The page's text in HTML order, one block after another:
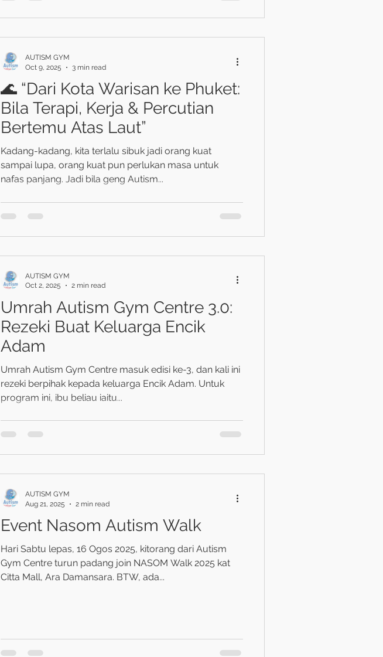
semuanya tinggalkan
🌊 “Dari Kota Warisan ke Phuket:
Bila Terapi, Kerja & Percutian
Bertemu Atas Laut”
Kadang-kadang, kita terlalu sibuk jadi orang kuat
sampai lupa, orang kuat pun perlukan masa untuk
nafas panjang. Jadi bila geng Autism...
AUTISM GYM
Oct 9, 2025
3 min read
Umrah Autism Gym Centre 3.0:
Rezeki Buat Keluarga Encik
Adam
Umrah Autism Gym Centre masuk edisi ke-3, dan kali ini
rezeki berpihak kepada keluarga Encik Adam. Untuk
program ini, ibu beliau iaitu...
AUTISM GYM
Oct 2, 2025
2 min read
Event Nasom Autism Walk
Hari Sabtu lepas, 16 Ogos 2025, kitorang dari Autism
Gym Centre turun padang join NASOM Walk 2025 kat
Citta Mall, Ara Damansara. BTW, ada...
AUTISM GYM
Aug 21, 2025
2 min read